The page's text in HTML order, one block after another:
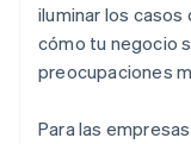
iluminar los
cómo tu negocio
preocupaciones
Para las